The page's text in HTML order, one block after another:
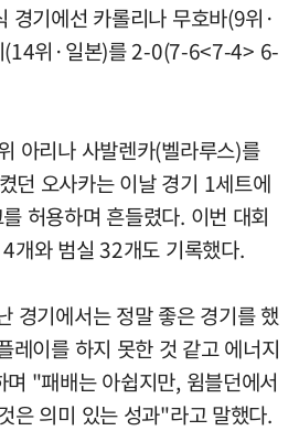
경기에선 카롤리나 무호바(9위·
(14위·일본)를 2-0(7-6<7-4> 6-
아리나 사발렌카(벨라루스)를
던 오사카는 이날 경기 1세트에
허용하며 흔들렸다. 이번 대회
개와 범실 32개도 기록했다.
경기에서는 정말 좋은 경기를 했
레이를 하지 못한 것 같고 에너지
"패배는 아쉽지만, 윔블던에서
은 의미 있는 성과"라고 말했다.